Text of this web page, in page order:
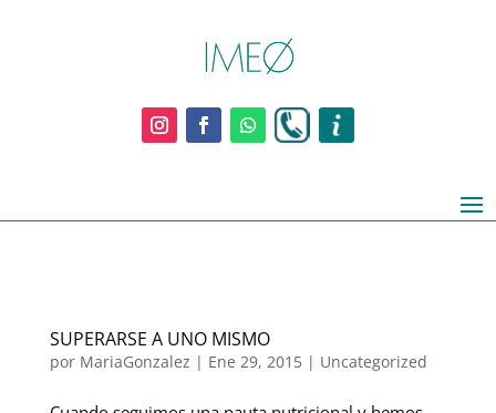
SUPERARSE A UNO MISMO
por MariaGonzalez | Ene 29, 2015| Uncategorized